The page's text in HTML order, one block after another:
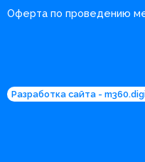
Оферта по проведению
Разработка сайта -